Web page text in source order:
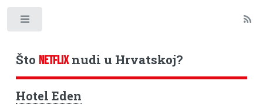
Što NETFLIXnudi u Hrvatskoj?
Hotel Eden